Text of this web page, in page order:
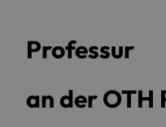
Professur
an der OTH